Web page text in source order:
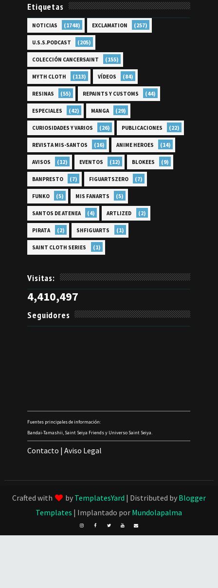
Etiquetas
NOTICIAS (1748) EXCLAMATION (257)
U.S.S.PODCAST (205)
COLECCIÓN CANCERSAINT (155)
MYTH CLOTH (113) VÍDEOS (84)
RESINAS (55) REPAINTS Y CUSTOMS (44)
ESPECIALES (42) MANGA (29)
CURIOSIDADES Y VARIOS (26) PUBLICACIONES (22)
REVISTA MIS-SANTOS (16) ANIME HEROES (14)
AVISOS (12) EVENTOS (12) BLOKEES (9)
BANPRESTO (7) FIGUARTSZERO (7)
FUNKO (5) MIS FANARTS (5)
SANTOS DE ATENEA (4) ARTLIZED (2)
PIRATA (2) SHFIGUARTS (1)
SAINT CLOTH SERIES (1)
Visitas:
4,410,497
Seguidores
Fuentes principales de información:
Bandai-Tamashii, Saint Seiya Friends y Universo Saint Seiya.
Contacto |Aviso Legal
Crafted with by TemplatesYard | Distributed by Blogger
Templates | Implantado por Mundolapalma